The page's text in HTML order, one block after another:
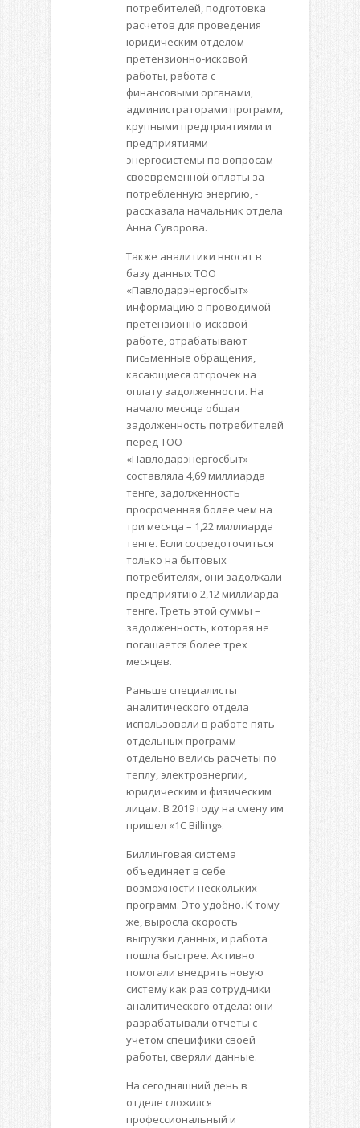
потребителей, подготовка
расчетов для проведения
юридическим отделом
претензионно-исковой
работы, работа с
финансовыми органами,
администраторами программ,
крупными предприятиями и
предприятиями
энергосистемы по вопросам
своевременной оплаты за
потребленную энергию, -
рассказала начальник отдела
Анна Суворова.
Также аналитики вносят в
базу данных ТОО
«Павлодарэнергосбыт»
информацию о проводимой
претензионно-исковой
работе, отрабатывают
письменные обращения,
касающиеся отсрочек на
оплату задолженности. На
начало месяца общая
задолженность потребителей
перед ТОО
«Павлодарэнергосбыт»
составляла 4,69 миллиарда
тенге, задолженность
просроченная более чем на
три месяца – 1,22 миллиарда
тенге. Если сосредоточиться
только на бытовых
потребителях, они задолжали
предприятию 2,12 миллиарда
тенге. Треть этой суммы –
задолженность, которая не
погашается более трех
месяцев.
Раньше специалисты
аналитического отдела
использовали в работе пять
отдельных программ –
отдельно велись расчеты по
теплу, электроэнергии,
юридическим и физическим
лицам. В 2019 году на смену им
пришел «1С Billing».
Биллинговая система
объединяет в себе
возможности нескольких
программ. Это удобно. К тому
же, выросла скорость
выгрузки данных, и работа
пошла быстрее. Активно
помогали внедрять новую
систему как раз сотрудники
аналитического отдела: они
разрабатывали отчёты с
учетом специфики своей
работы, сверяли данные.
На сегодняшний день в
отделе сложился
профессиональный и